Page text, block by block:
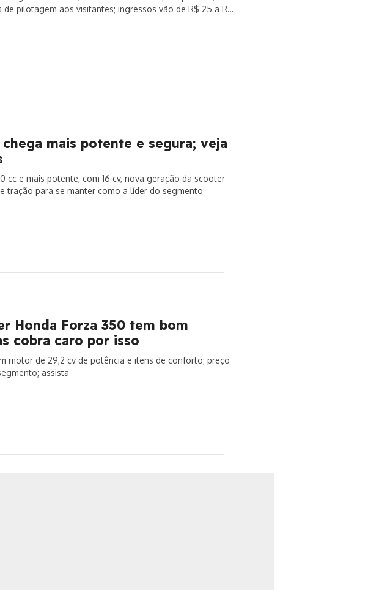
pilotagem aos visitantes; ingressos vão de R$ 25 a R$
chega mais potente e segura; veja
cc e mais potente, com 16 cv, nova geração da scooter
tração para se manter como a líder do segmento
Honda Forza 350 tem bom
cobra caro por isso
motor de 29,2 cv de potência e itens de conforto; preço
assista